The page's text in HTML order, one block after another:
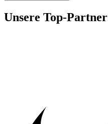
Unsere Top-Partner